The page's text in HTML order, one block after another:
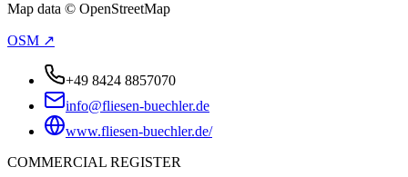
Map data © OpenStreetMap
OSM ↗
+49 8424 8857070
info@fliesen-buechler.de
www.fliesen-buechler.de/
COMMERCIAL REGISTER